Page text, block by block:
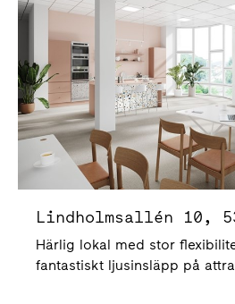
Härlig lokal med stor
fantastiskt ljusinsläpp på